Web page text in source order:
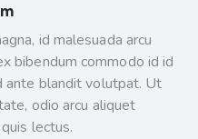
id malesuada arcu
bibendum commodo id id
ante blandit volutpat. Ut
odio arcu aliquet
lectus.